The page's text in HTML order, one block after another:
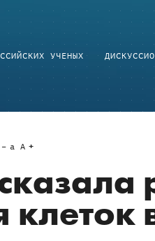
УЧЕНЫХ
a A